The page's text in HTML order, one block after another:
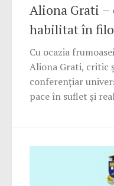
Aliona Grati
habilitat în
Cu ocazia
Aliona Grati, critic
conferențiar
pace în suflet și